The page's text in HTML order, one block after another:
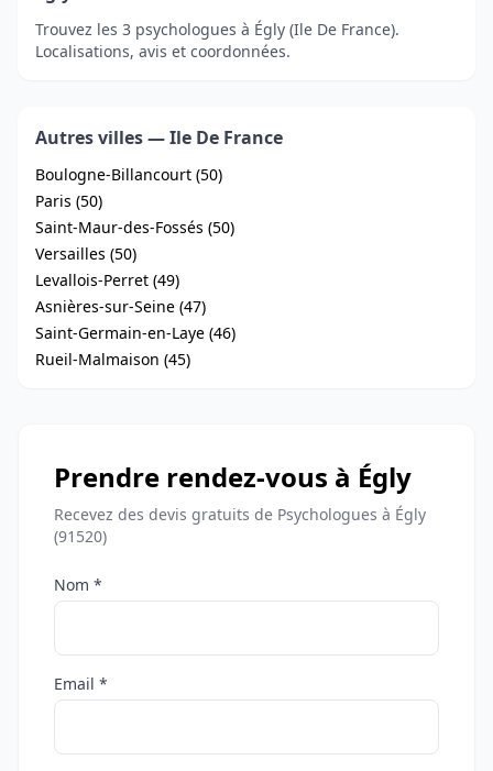
Trouvez les 3 psychologues à Égly (Ile De France).
Localisations, avis et coordonnées.
Autres villes — Ile De France
Boulogne-Billancourt (50)
Paris (50)
Saint-Maur-des-Fossés (50)
Versailles (50)
Levallois-Perret (49)
Asnières-sur-Seine (47)
Saint-Germain-en-Laye (46)
Rueil-Malmaison (45)
Prendre rendez-vous à Égly
Recevez des devis gratuits de Psychologues à Égly
(91520)
Nom *
Email *